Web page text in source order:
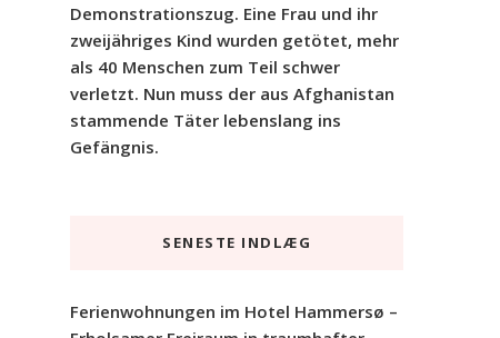
Demonstrationszug. Eine Frau und ihr
zweijähriges Kind wurden getötet, mehr
als 40 Menschen zum Teil schwer
verletzt. Nun muss der aus Afghanistan
stammende Täter lebenslang ins
Gefängnis.
SENESTE INDLÆG
Ferienwohnungen im Hotel Hammersø –